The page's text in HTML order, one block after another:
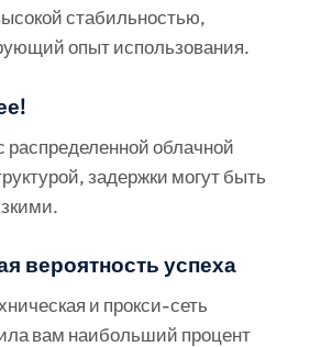
стабильностью,
опыт использования.
распределенной облачной
задержки могут быть
вероятность успеха
и прокси-сеть
вам наибольший процент